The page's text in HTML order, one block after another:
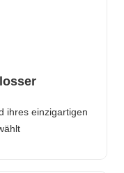
ihres einzigartigen